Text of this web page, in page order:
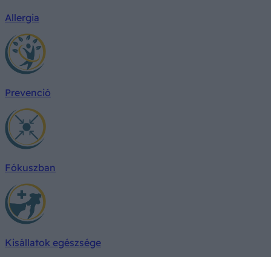
Allergia
Prevenció
Fókuszban
Kisállatok egészsége